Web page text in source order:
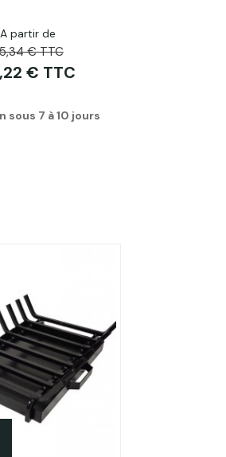
A partir de
€ TTC
€ TTC
sous 7 à 10 jours